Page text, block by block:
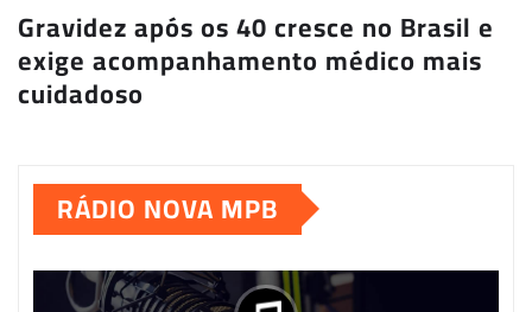
Gravidez após os 40 cresce no Brasil e
exige acompanhamento médico mais
cuidadoso
RÁDIO NOVA MPB